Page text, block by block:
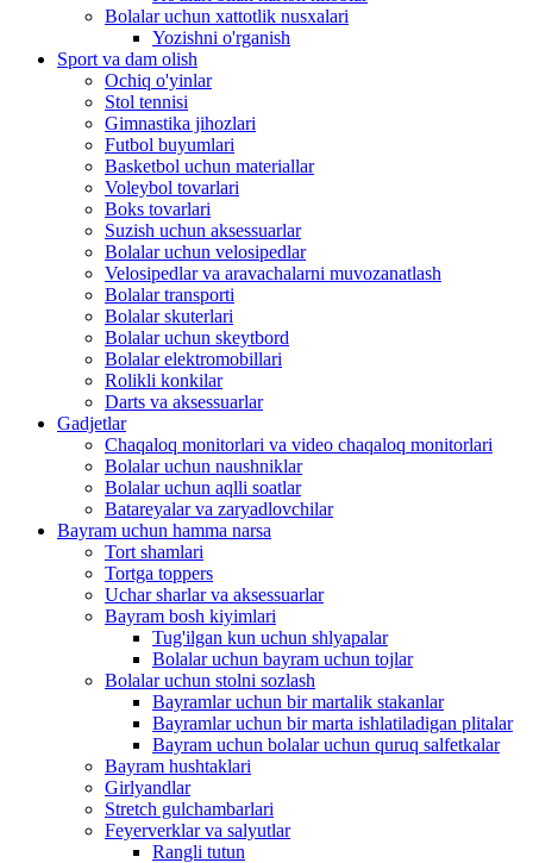
Bolalar uchun xattotlik nusxalari
Yozishni o'rganish
Sport va dam olish
Ochiq o'yinlar
Stol tennisi
Gimnastika jihozlari
Futbol buyumlari
Basketbol uchun materiallar
Voleybol tovarlari
Boks tovarlari
Suzish uchun aksessuarlar
Bolalar uchun velosipedlar
Velosipedlar va aravachalarni muvozanatlash
Bolalar transporti
Bolalar skuterlari
Bolalar uchun skeytbord
Bolalar elektromobillari
Rolikli konkilar
Darts va aksessuarlar
Gadjetlar
Chaqaloq monitorlari va video chaqaloq monitorlari
Bolalar uchun naushniklar
Bolalar uchun aqlli soatlar
Batareyalar va zaryadlovchilar
Bayram uchun hamma narsa
Tort shamlari
Tortga toppers
Uchar sharlar va aksessuarlar
Bayram bosh kiyimlari
Tug'ilgan kun uchun shlyapalar
Bolalar uchun bayram uchun tojlar
Bolalar uchun stolni sozlash
Bayramlar uchun bir martalik stakanlar
Bayramlar uchun bir marta ishlatiladigan plitalar
Bayram uchun bolalar uchun quruq salfetkalar
Bayram hushtaklari
Girlyandlar
Stretch gulchambarlari
Feyerverklar va salyutlar
Rangli tutun